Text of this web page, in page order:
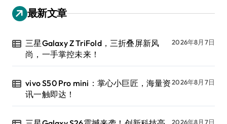
最新文章
三星Galaxy Z TriFold，三折叠屏新风
尚，一手掌控未来！
2026年8月7日
vivo S50 Pro mini：掌心小巨匠，海量资
讯一触即达！
2026年8月7日
2026年8月7日